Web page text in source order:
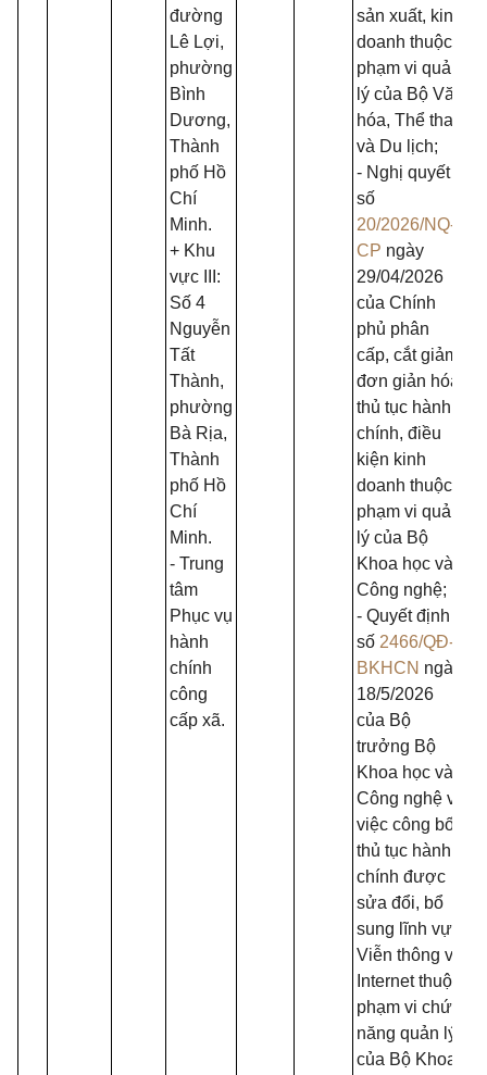
đường
Lê Lợi,
phường
Bình
Dương,
Thành
phố Hồ
Chí
Minh.
+ Khu
vực III:
Số 4
Nguyễn
Tất
Thành,
phường
Bà Rịa,
Thành
phố Hồ
Chí
Minh.
- Trung
tâm
Phục vụ
hành
chính
công
cấp xã.
sản xuất, kinh
doanh thuộc
phạm vi quản
lý của Bộ Văn
hóa, Thể thao
và Du lịch;
- Nghị quyết
số
20/2026/NQ-
CP ngày
29/04/2026
của Chính
phủ phân
cấp, cắt giảm,
đơn giản hóa
thủ tục hành
chính, điều
kiện kinh
doanh thuộc
phạm vi quản
lý của Bộ
Khoa học và
Công nghệ;
- Quyết định
số 2466/QĐ-
BKHCN ngày
18/5/2026
của Bộ
trưởng Bộ
Khoa học và
Công nghệ về
việc công bố
thủ tục hành
chính được
sửa đổi, bổ
sung lĩnh vực
Viễn thông và
Internet thuộc
phạm vi chức
năng quản lý
của Bộ Khoa